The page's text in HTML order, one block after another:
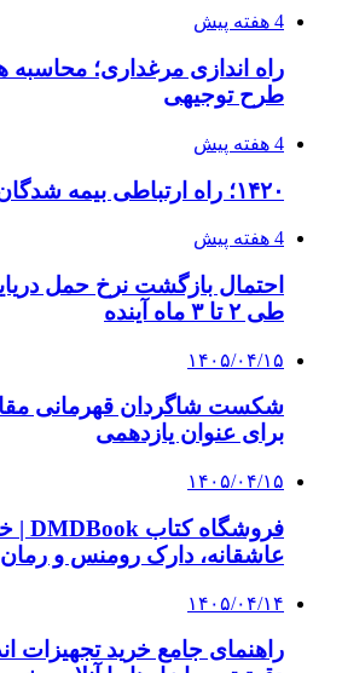
۱۴۰۵/۰۴/۱۴
مراسم سوگواری امام شهید
۱۴۰۵/۰۴/۱۳
دندانپزشکی تحت بیهوشی در
پیوندها
خرید بهترین قهوه | خرید قهوه | قهوه
صندوق طلا
وام فوری
بازار و کسب و کار
3 هفته پیش
خرید ابزار آلات دستی و صنعتی
چطور ابزار اصل را با بهترین
3 هفته پیش
چرا انتخاب تامین‌کننده
پروژه را تعیین می‌کند؟